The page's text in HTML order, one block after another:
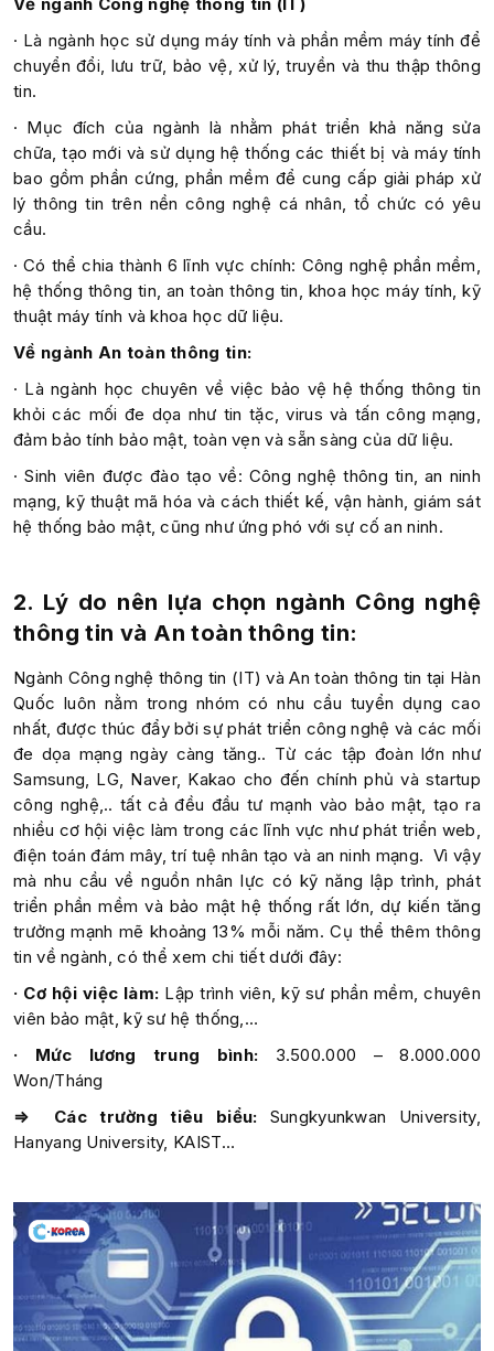
· Là ngành học sử dụng máy tính và phần mềm máy tính để
chuyển đổi, lưu trữ, bảo vệ, xử lý, truyền và thu thập thông
tin.
· Mục đích của ngành là nhằm phát triển khả năng sửa
chữa, tạo mới và sử dụng hệ thống các thiết bị và máy tính
bao gồm phần cứng, phần mềm để cung cấp giải pháp xử
lý thông tin trên nền công nghệ cá nhân, tổ chức có yêu
cầu.
· Có thể chia thành 6 lĩnh vực chính: Công nghệ phần mềm,
hệ thống thông tin, an toàn thông tin, khoa học máy tính, kỹ
thuật máy tính và khoa học dữ liệu.
Về ngành An toàn thông tin:
· Là ngành học chuyên về việc bảo vệ hệ thống thông tin
khỏi các mối đe dọa như tin tặc, virus và tấn công mạng,
đảm bảo tính bảo mật, toàn vẹn và sẵn sàng của dữ liệu.
· Sinh viên được đào tạo về: Công nghệ thông tin, an ninh
mạng, kỹ thuật mã hóa và cách thiết kế, vận hành, giám sát
hệ thống bảo mật, cũng như ứng phó với sự cố an ninh.
2. Lý do nên lựa chọn ngành Công nghệ
thông tin và An toàn thông tin:
Ngành Công nghệ thông tin (IT) và An toàn thông tin tại Hàn
Quốc luôn nằm trong nhóm có nhu cầu tuyển dụng cao
nhất, được thúc đẩy bởi sự phát triển công nghệ và các mối
đe dọa mạng ngày càng tăng.. Từ các tập đoàn lớn như
Samsung, LG, Naver, Kakao cho đến chính phủ và startup
công nghệ,.. tất cả đều đầu tư mạnh vào bảo mật, tạo ra
nhiều cơ hội việc làm trong các lĩnh vực như phát triển web,
điện toán đám mây, trí tuệ nhân tạo và an ninh mạng. Vì vậy
mà nhu cầu về nguồn nhân lực có kỹ năng lập trình, phát
triển phần mềm và bảo mật hệ thống rất lớn, dự kiến tăng
trưởng mạnh mẽ khoảng 13% mỗi năm. Cụ thể thêm thông
tin về ngành, có thể xem chi tiết dưới đây:
· Cơ hội việc làm: Lập trình viên, kỹ sư phần mềm, chuyên
viên bảo mật, kỹ sư hệ thống,…
· Mức lương trung bình: 3.500.000 – 8.000.000
Won/Tháng
⇒ Các trường tiêu biểu: Sungkyunkwan University,
Hanyang University, KAIST…